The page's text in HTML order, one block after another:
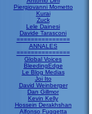
Piergiovanni Mometto
Kurai
Zuck
Lele Dainesi
Davide Tarasconi
===============
ANNALES
===============
Global Voices
BleedingEdge
Le Blog Medias
Joi Ito
David Weinberger
Dan Gillmor
Kevin Kelly
Hossein Derakhshan
Alfonso Fuggetta